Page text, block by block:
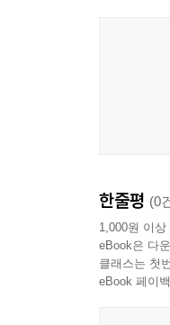
한줄평 (0
1,000원 이
eBook은 다
클래스는 첫
eBook 페이